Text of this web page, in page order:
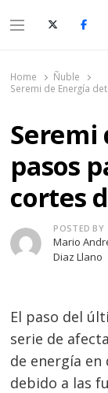
Menu
Home
Ñuble
Seremi de Energía
Seremi
pasos
cortes
Author
POSTED BY
Mario
Diaz Llano
El paso del
serie de
de energía
debido a las